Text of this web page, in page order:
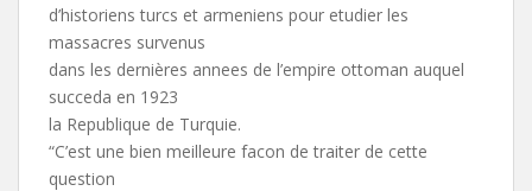
d’historiens turcs et armeniens pour etudier les
massacres survenus
dans les dernières annees de l’empire ottoman auquel
succeda en 1923
la Republique de Turquie.
“C’est une bien meilleure facon de traiter de cette
question